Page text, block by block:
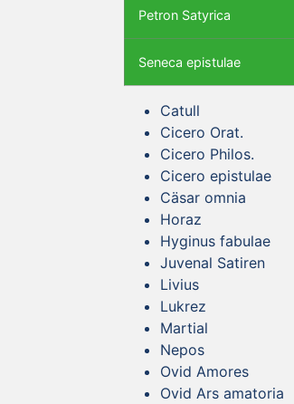
Petron Satyrica
Seneca epistulae
Catull
Cicero Orat.
Cicero Philos.
Cicero epistulae
Cäsar omnia
Horaz
Hyginus fabulae
Juvenal Satiren
Livius
Lukrez
Martial
Nepos
Ovid Amores
Ovid Ars amatoria